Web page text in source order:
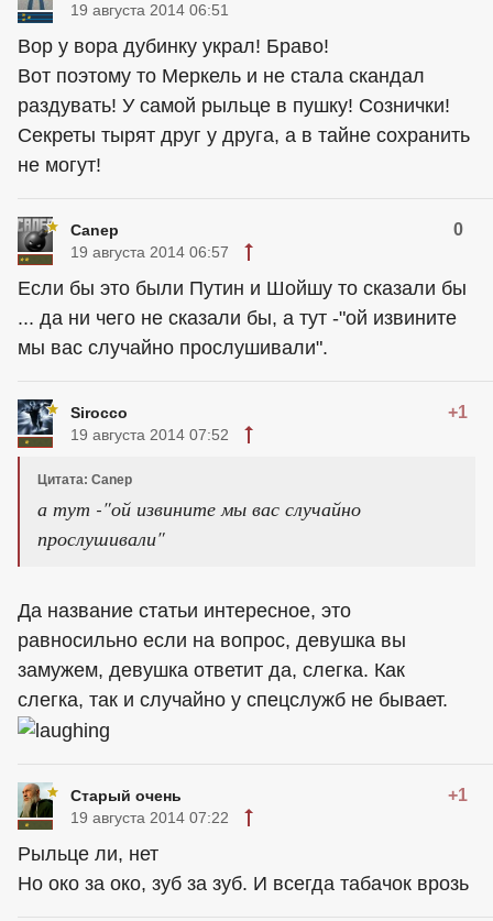
19 августа 2014 06:51
Вор у вора дубинку украл! Браво!
Вот поэтому то Меркель и не стала скандал
раздувать! У самой рыльце в пушку! Сознички!
Секреты тырят друг у друга, а в тайне сохранить
не могут!
Canep 0
19 августа 2014 06:57
Если бы это были Путин и Шойшу то сказали бы
... да ни чего не сказали бы, а тут -"ой извините
мы вас случайно прослушивали".
Sirocco +1
19 августа 2014 07:52
Цитата: Canep
а тут -"ой извините мы вас случайно
прослушивали"
Да название статьи интересное, это
равносильно если на вопрос, девушка вы
замужем, девушка ответит да, слегка. Как
слегка, так и случайно у спецслужб не бывает.
Старый очень +1
19 августа 2014 07:22
Рыльце ли, нет
Но око за око, зуб за зуб. И всегда табачок врозь